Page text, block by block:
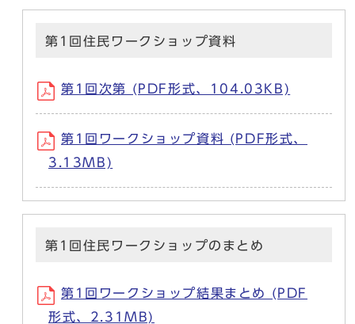
第1回住民ワークショップ資料
第1回次第 (PDF形式、104.03KB)
第1回ワークショップ資料 (PDF形式、
3.13MB)
第1回住民ワークショップのまとめ
第1回ワークショップ結果まとめ (PDF
形式、2.31MB)